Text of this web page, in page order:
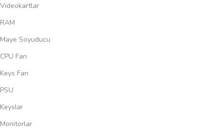
Videokartlar
RAM
Maye Soyuducu
CPU Fan
Keys Fan
PSU
Keyslər
Monitorlar